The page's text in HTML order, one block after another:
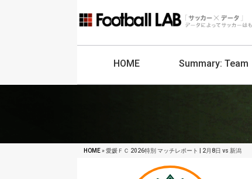
HOME Summary: Team
HOME» 愛媛ＦＣ 2026特別 マッチレポート | 2月8日 vs 新潟